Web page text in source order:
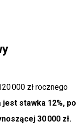
000 zł rocznego
stawka 12%, po
30 000 zł.